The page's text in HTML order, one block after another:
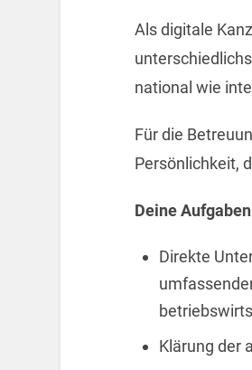
Als digitale
national wie
Für die
Persönlichkeit,
Deine Aufgaben
Direkte
Klärung der